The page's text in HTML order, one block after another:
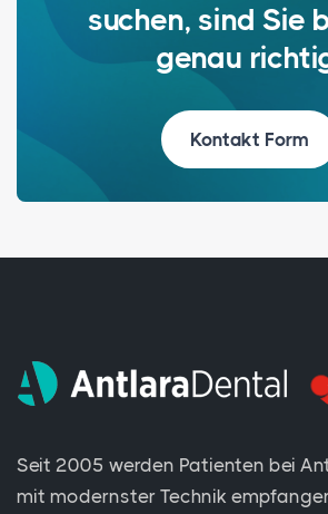
suchen, sind Sie
genau
Kontakt Form
Seit 2005 werden Patienten bei
mit modernster Technik